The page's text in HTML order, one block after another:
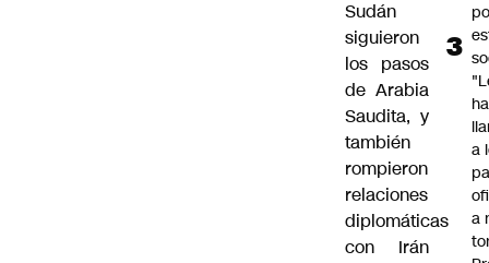
Sudán
siguieron
los pasos
de Arabia
Saudita, y
también
rompieron
relaciones
diplomáticas
con Irán
a
a